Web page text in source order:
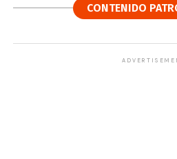
CONTENIDO